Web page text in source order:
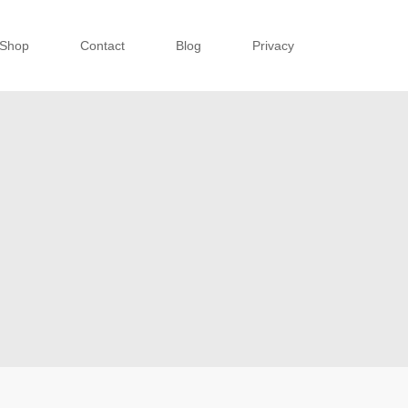
Shop Contact Blog Privacy